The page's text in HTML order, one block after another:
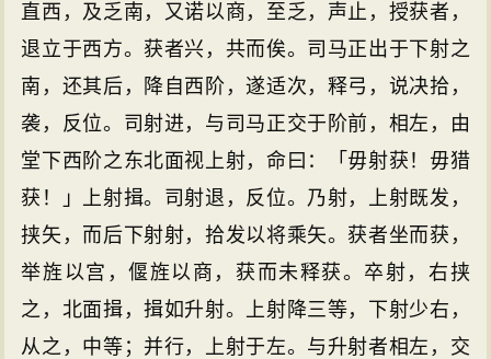
直西，及乏南，又诺以商，至乏，声止，授获者，
退立于西方。获者兴，共而俟。司马正出于下射之
南，还其后，降自西阶，遂适次，释弓，说决拾，
袭，反位。司射进，与司马正交于阶前，相左，由
堂下西阶之东北面视上射，命曰：「毋射获！毋猎
获！」上射揖。司射退，反位。乃射，上射既发，
挟矢，而后下射射，拾发以将乘矢。获者坐而获，
举旌以宫，偃旌以商，获而未释获。卒射，右挟
之，北面揖，揖如升射。上射降三等，下射少右，
从之，中等；并行，上射于左。与升射者相左，交